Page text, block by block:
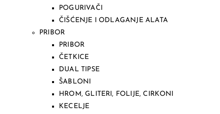
POGURIVAČI
ČIŠĆENJE I ODLAGANJE ALATA
PRIBOR
PRIBOR
ČETKICE
DUAL TIPSE
ŠABLONI
HROM, GLITERI, FOLIJE, CIRKONI
KECELJE